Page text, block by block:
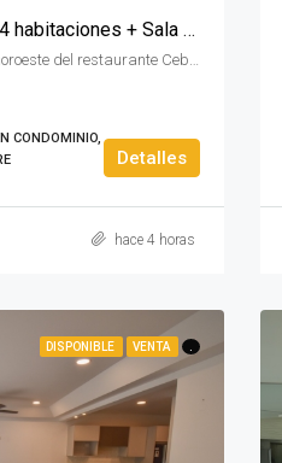
Exclusivo Penthouse de 4 habitaciones + Sala de TV en Flats 21
Alto de las Palomas, 300 mts noroeste del restaurante Cebolla Verde San José Alto de las Palomas, San José, Santa Ana, Costa Rica
CONDOMINIO,
Detalles
hace 4 horas
DISPONIBLE VENTA